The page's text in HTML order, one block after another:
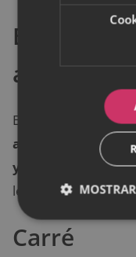
Bob corto
abierto
El corte Bob corto
aquellas personas
y tienen que estar
le dará: elegancia y
Carré